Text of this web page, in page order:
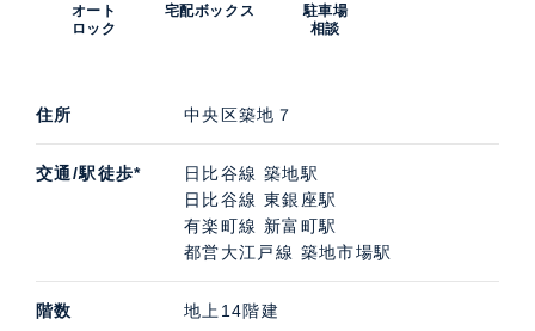
オート
ロック
宅配ボックス
駐車場
相談
住所 中央区築地７
交通/駅徒歩*
日比谷線 築地駅
日比谷線 東銀座駅
有楽町線 新富町駅
都営大江戸線 築地市場駅
階数 地上14階建